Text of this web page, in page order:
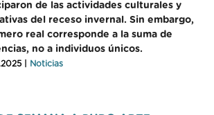
de las actividades culturales y
del receso invernal. Sin embargo,
real corresponde a la suma de
no a individuos únicos.
| Noticias